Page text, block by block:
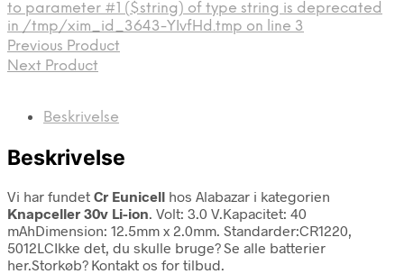
to parameter #1 ($string) of type string is deprecated
in /tmp/xim_id_3643-YIvfHd.tmp on line 3
Previous Product
Next Product
Beskrivelse
Beskrivelse
Vi har fundet Cr Eunicell hos Alabazar i kategorien
Knapceller 30v Li-ion. Volt: 3.0 V.Kapacitet: 40
mAhDimension: 12.5mm x 2.0mm. Standarder:CR1220,
5012LCIkke det, du skulle bruge? Se alle batterier
her.Storkøb? Kontakt os for tilbud.